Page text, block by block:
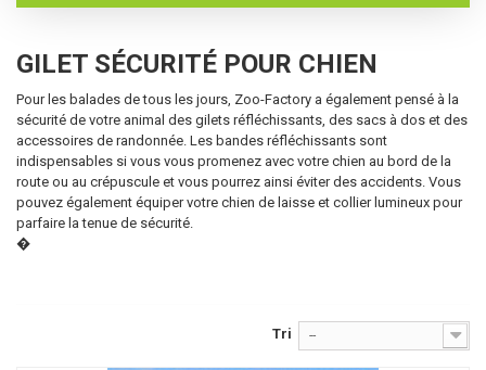
GILET SÉCURITÉ POUR CHIEN
Pour les balades de tous les jours, Zoo-Factory a également pensé à la
sécurité de votre animal des gilets réfléchissants, des sacs à dos et des
accessoires de randonnée. Les bandes réfléchissants sont
indispensables si vous vous promenez avec votre chien au bord de la
route ou au crépuscule et vous pourrez ainsi éviter des accidents. Vous
pouvez également équiper votre chien de laisse et collier lumineux pour
parfaire la tenue de sécurité.
�
Tri --